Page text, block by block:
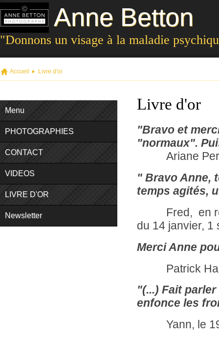
Anne Betton
"Donnons un visage à la maladie
Accueil Livre d'or
Livre d'or
"Bravo et
"normaux".
Ariane
" Bravo Anne,
temps agités,
Fred, en
du 14 janvier, 1
Merci Anne
Patrick
"(...) Fait
enfonce les
Yann, le
Menu
PHOTOGRAPHIES
CONTACT
VIDEOS
LIVRE D'OR
Newsletter